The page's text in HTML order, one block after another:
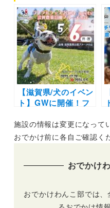
【滋賀県/犬のイベン
ト】GWに開催！フ
れ！「フレブルフェ
ス2024」（滋賀農場
施設の情報は変更になって
おでかけ前に各自ご確認く
おでかけ
おでかけわんこ部では